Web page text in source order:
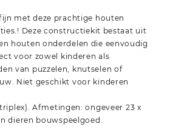
met deze prachtige houten
Deze constructiekit bestaat uit
houten onderdelen die eenvoudig
voor zowel kinderen als
van puzzelen, knutselen of
Niet geschikt voor kinderen
Afmetingen: ongeveer 23 x
dieren bouwspeelgoed.